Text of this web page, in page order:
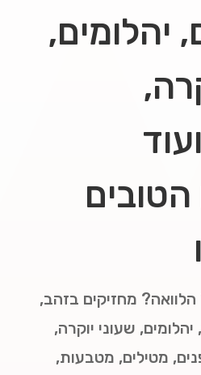
יהלומים,
הלוואה? מחזיקים בזהב,
שעוני יוקרה,
מטילים, מטבעות,